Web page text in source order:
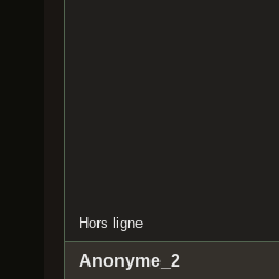
Hors ligne
Anonyme_2